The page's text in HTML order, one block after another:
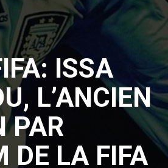
ISSA
L’ANCIEN
PAR
DE LA FIFA